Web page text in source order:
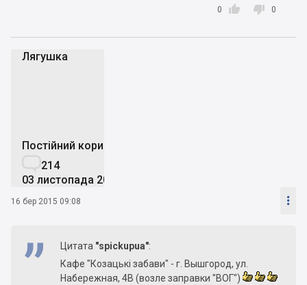

0  0
Лягушка
Постійний користувач
214
03 листопада 2013
16 бер 2015 09:08 
Цитата "spickupua":
Кафе "Козацькі забави" - г. Вышгород, ул.
Набережная, 4В (возле заправки "ВОГ")